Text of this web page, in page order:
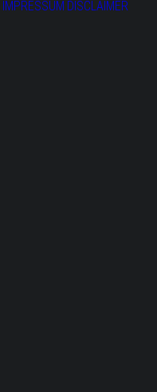
IMPRESSUM DISCLAIMER